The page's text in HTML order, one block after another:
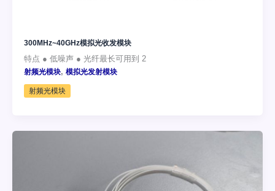
300MHz~40GHz模拟光收发模块
特点 ● 低噪声 ● 光纤最长可用到 2
射频光模块, 模拟光发射模块
射频光模块